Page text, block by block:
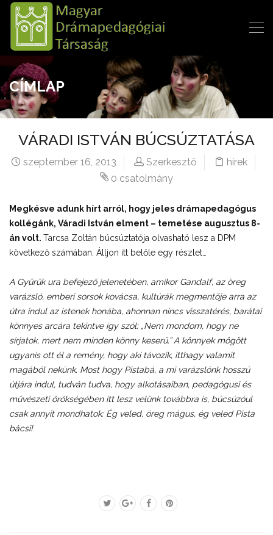
CÍMLAP
VÁRADI ISTVÁN BÚCSÚZTATÁSA
szeptember 16, 2013 Szerkesztő
hírek
0 csatolmány
Megkésve adunk hírt arról, hogy jeles drámapedagógus
kollégánk, Váradi István elment – temetése augusztus 8-
án volt. Tarcsa Zoltán búcsúztatója olvasható lesz a DPM
következő számában. Álljon itt belőle egy részlet…
A Gyűrűk ura befejező jelenetében, amikor Gandalf, az öreg
varázsló, emberi sorsok kovácsa, kultúrák megmentője arra az
útra indul az istenek honába, ahonnan nincs visszatérés, barátai
könnyes arcára tekintve így szól: „Nem mondom, hogy ne
sírjatok, mert nem minden könny keserű.”A könnyek mögött
ugyanis ott él a remény, hogy aki távozik, itthagy valamit
magából nekünk. Most hogy Pistabá, a mi varázslónk hosszú
útjára indul, tudván tudva, hogy alkotásaiban, pedagógusi és
művészeti örökségében itt lesz velünk továbbra is, búcsúzóul
csak annyit mondhatok: Ég veled, öreg mágus, ég veled Pista
bácsi!